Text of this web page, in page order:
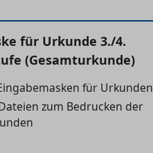
für Urkunde 3./4.
(Gesamturkunde)
für Urkunden
zum Bedrucken der